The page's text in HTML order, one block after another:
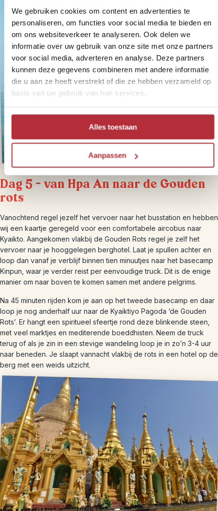
We gebruiken cookies om content en advertenties te
personaliseren, om functies voor social media te bieden en
om ons websiteverkeer te analyseren. Ook delen we
informatie over uw gebruik van onze site met onze partners
voor social media, adverteren en analyse. Deze partners
kunnen deze gegevens combineren met andere informatie
die u aan ze heeft verstrekt of die ze hebben verzameld op
basis van uw gebruik van hun services.
Alles toestaan
Aanpassen
Dag 5 – van Hpa An naar de Gouden
rots
Vanochtend regel jezelf het vervoer naar het busstation en hebben
wij een kaartje geregeld voor een comfortabele aircobus naar
Kyaikto. Aangekomen vlakbij de Gouden Rots regel je zelf het
vervoer naar je hooggelegen berghotel. Laat je spullen achter en
loop dan vanaf je verblijf binnen tien minuutjes naar het basecamp
Kinpun, waar je verder reist per eenvoudige truck. Dit is de enige
manier om naar boven te komen samen met andere pelgrims.
Na 45 minuten rijden kom je aan op het tweede basecamp en daar
loop je nog anderhalf uur naar de Kyaiktiyo Pagoda ‘de Gouden
Rots’. Er hangt een spiritueel sfeertje rond deze blinkende steen,
met veel marktjes en mediterende boeddhisten. Neem de truck
terug of als je zin in een stevige wandeling loop je in zo’n 3-4 uur
naar beneden. Je slaapt vannacht vlakbij de rots in een hotel op de
berg met een weids uitzicht.